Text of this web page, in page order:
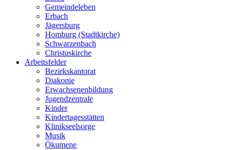
Gemeindeleben
Erbach
Jägersburg
Homburg (Stadtkirche)
Schwarzenbach
Christuskirche
Arbeitsfelder
Bezirkskantorat
Diakonie
Erwachsenenbildung
Jugendzentrale
Kinder
Kindertagesstätten
Klinikseelsorge
Musik
Ökumene